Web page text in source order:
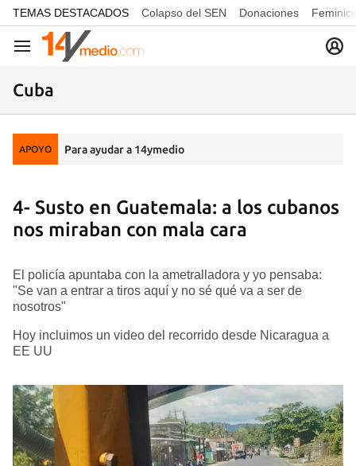
common.go-to-content
TEMAS DESTACADOS Colapso del SEN Donaciones
Navegación
Cuba
APOYO Para ayudar a 14ymedio
4- Susto en Guatemala: a los cubanos
nos miraban con mala cara
El policía apuntaba con la ametralladora y yo pensaba:
"Se van a entrar a tiros aquí y no sé qué va a ser de
nosotros"
Hoy incluimos un video del recorrido desde Nicaragua a
EE UU